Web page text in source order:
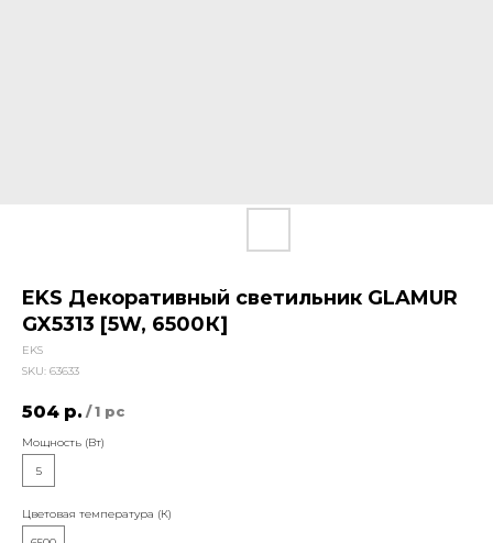
EKS Декоративный светильник GLAMUR
GX5313 [5W, 6500К]
EKS
SKU: 63633
504 р. / 1 pc
Мощность (Вт)
5
Цветовая температура (К)